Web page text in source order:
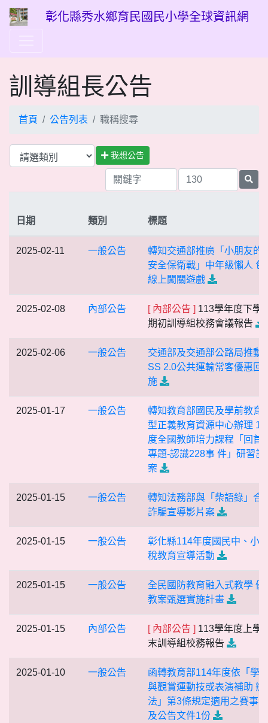
彰化縣秀水鄉育民國民小學全球資訊網
訓導組長公告
首頁 公告列表 職稱搜尋
我想公告
日期 類別 標題
2025-02-11 一般公告
轉知交通部推廣「小朋友的
安全保衛戰」中年級懶人 包
線上闖關遊戲
2025-02-08 內部公告 [ 內部公告 ] 113學年度下學
期初訓導組校務會議報告
2025-02-06 一般公告
交通部及交通部公路局推動
SS 2.0公共運輸常客優惠回
施
2025-01-17 一般公告
轉知教育部國民及學前教育
型正義教育資源中心辦理
度全國教師培力課程「回首
專題-認識228事 件」研習計
案
2025-01-15 一般公告
轉知法務部與「柴語錄」合
詐騙宣導影片案
2025-01-15 一般公告
彰化縣114年度國民中、小
稅教育宣導活動
2025-01-15 一般公告
全民國防教育融入式教學 優
教案甄選實施計畫
2025-01-15 內部公告 [ 內部公告 ] 113學年度上學
末訓導組校務報告
2025-01-10 一般公告
函轉教育部114年度依「學
與觀賞運動技或表演補助 辦
法」第3條規定適用之賽事
及公告文件1份